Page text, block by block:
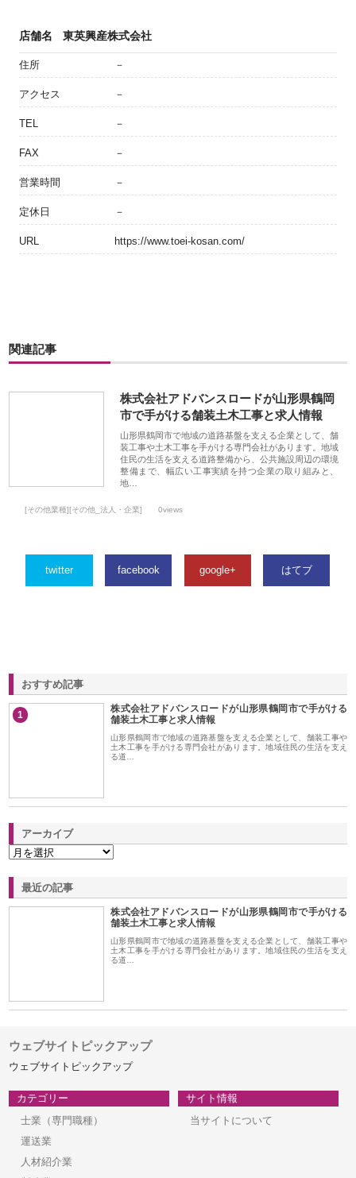
店舗名 東英興産株式会社
住所 －
アクセス －
TEL －
FAX －
営業時間 －
定休日 －
URL https://www.toei-kosan.com/
関連記事
株式会社アドバンスロードが山形県鶴岡
市で手がける舗装土木工事と求人情報
山形県鶴岡市で地域の道路基盤を支える企業として、舗
装工事や土木工事を手がける専門会社があります。地域
住民の生活を支える道路整備から、公共施設周辺の環境
整備まで、幅広い工事実績を持つ企業の取り組みと、
地…
[その他業種][その他_法人・企業] 0views
twitter facebook google+ はてブ
おすすめ記事
1
株式会社アドバンスロードが山形県鶴岡市で手がける
舗装土木工事と求人情報
山形県鶴岡市で地域の道路基盤を支える企業として、舗装工事や
土木工事を手がける専門会社があります。地域住民の生活を支え
る道…
アーカイブ
最近の記事
株式会社アドバンスロードが山形県鶴岡市で手がける
舗装土木工事と求人情報
山形県鶴岡市で地域の道路基盤を支える企業として、舗装工事や
土木工事を手がける専門会社があります。地域住民の生活を支え
る道…
ウェブサイトピックアップ
ウェブサイトピックアップ
カテゴリー
士業（専門職種）
運送業
人材紹介業
サイト情報
当サイトについて